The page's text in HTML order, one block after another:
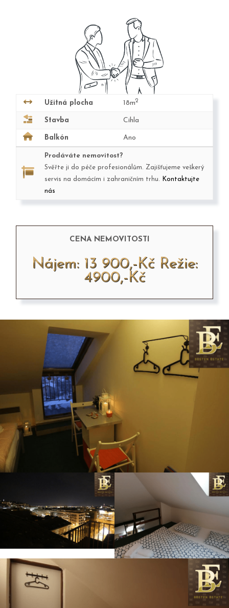
Užitná plocha 18m2
Stavba Cihla
Balkón Ano
Prodáváte nemovitost?
Svěřte ji do péče profesionálům. Zajišťujeme veškerý
servis na domácím i zahraničním trhu.
Kontaktujte
nás
CENA NEMOVITOSTI
Nájem: 13 900,-Kč Režie:
4900,-Kč